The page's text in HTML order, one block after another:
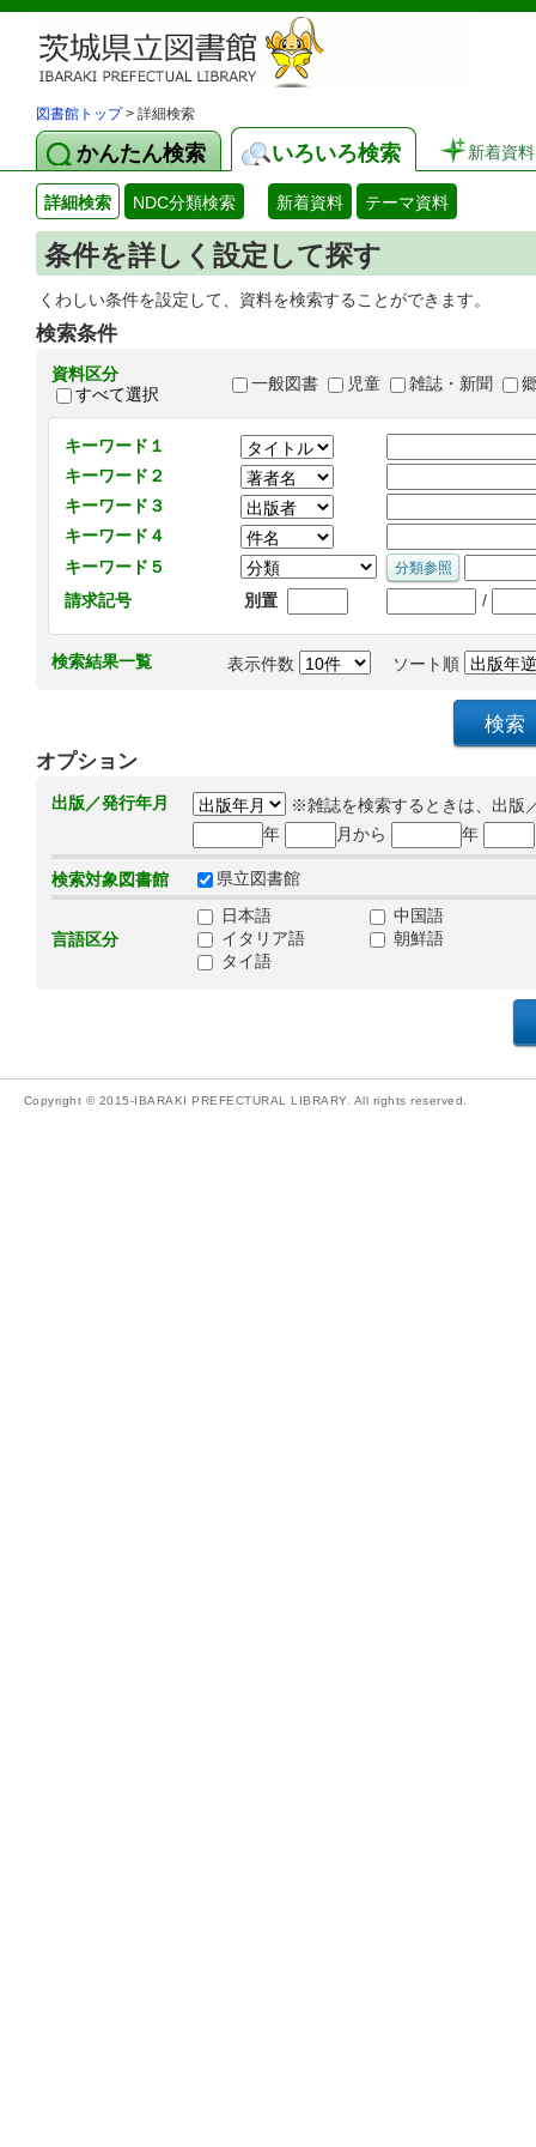
図書館トップ> 詳細検索
かんたん検索 いろいろ検索 新着資料
詳細検索 NDC分類検索 新着資料 テーマ資料
条件を詳しく設定して探す
くわしい条件を設定して、資料を検索することができます。
検索条件
資料区分
すべて選択
一般図書 児童 雑誌・新聞
キーワード１
キーワード２
キーワード３
キーワード４
キーワード５
請求記号
別置 /
検索結果一覧 表示件数 ソート順
オプション
出版／発行年月
※雑誌を検索するときは、出版
年
月から 年
検索対象図書館 県立図書館
言語区分
日本語
中国語
イタリア語
朝鮮語
タイ語
Copyright © 2015-IBARAKI PREFECTURAL LIBRARY. All rights reserved.